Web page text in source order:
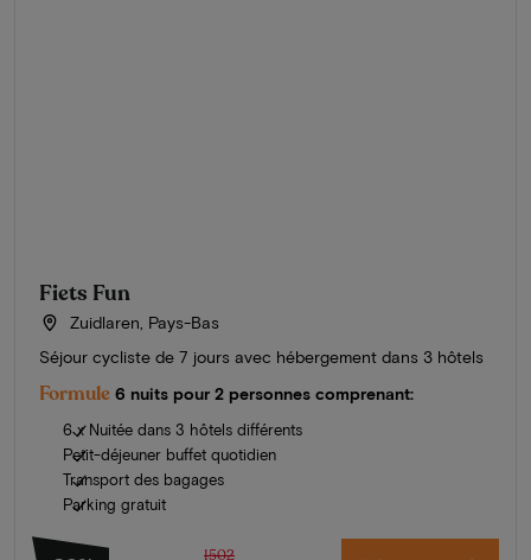
Fiets Fun
Zuidlaren, Pays-Bas
Séjour cycliste de 7 jours avec hébergement dans 3 hôtels
Formule 6 nuits pour 2 personnes comprenant:
6 x Nuitée dans 3 hôtels différents
Petit-déjeuner buffet quotidien
Transport des bagages
Parking gratuit
1502